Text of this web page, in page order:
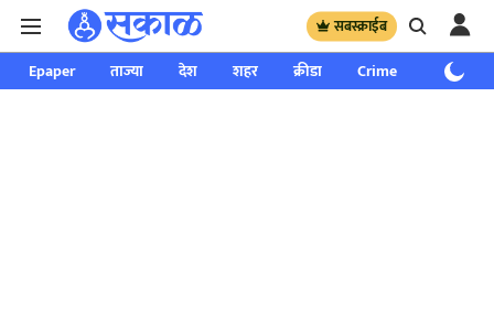
सबस्क्राईब
Epaper ताज्या देश शहर क्रीडा Crime साप्ताहिक